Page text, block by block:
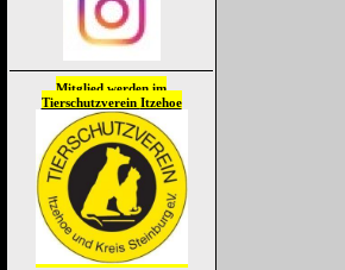
Mitglied werden im
Tierschutzverein Itzehoe